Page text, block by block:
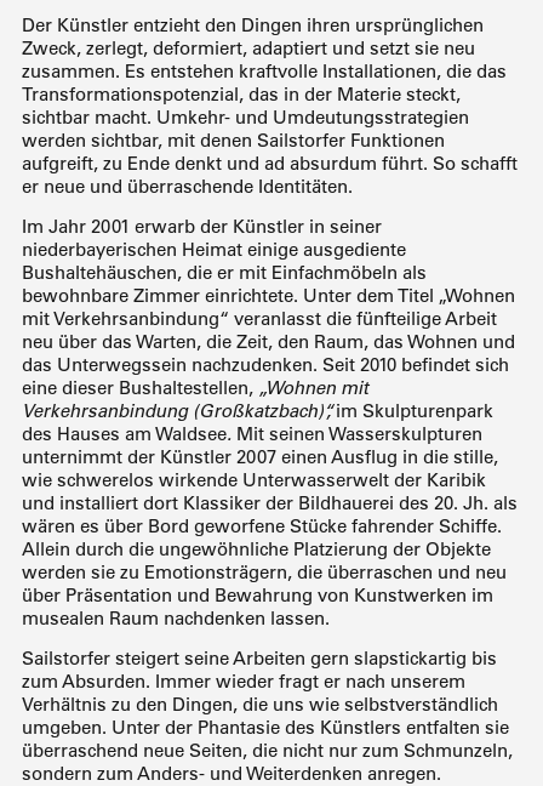
Der Künstler entzieht den Dingen ihren ursprünglichen
Zweck, zerlegt, deformiert, adaptiert und setzt sie neu
zusammen. Es entstehen kraftvolle Installationen, die das
Transformationspotenzial, das in der Materie steckt,
sichtbar macht. Umkehr- und Umdeutungsstrategien
werden sichtbar, mit denen Sailstorfer Funktionen
aufgreift, zu Ende denkt und ad absurdum führt. So schafft
er neue und überraschende Identitäten.
Im Jahr 2001 erwarb der Künstler in seiner
niederbayerischen Heimat einige ausgediente
Bushaltehäuschen, die er mit Einfachmöbeln als
bewohnbare Zimmer einrichtete. Unter dem Titel „Wohnen
mit Verkehrsanbindung“ veranlasst die fünfteilige Arbeit
neu über das Warten, die Zeit, den Raum, das Wohnen und
das Unterwegssein nachzudenken. Seit 2010 befindet sich
eine dieser Bushaltestellen, „Wohnen mit
Verkehrsanbindung (Großkatzbach)“,im Skulpturenpark
des Hauses am Waldsee.Mit seinen Wasserskulpturen
unternimmt der Künstler 2007 einen Ausflug in die stille,
wie schwerelos wirkende Unterwasserwelt der Karibik
und installiert dort Klassiker der Bildhauerei des 20. Jh. als
wären es über Bord geworfene Stücke fahrender Schiffe.
Allein durch die ungewöhnliche Platzierung der Objekte
werden sie zu Emotionsträgern, die überraschen und neu
über Präsentation und Bewahrung von Kunstwerken im
musealen Raum nachdenken lassen.
Sailstorfer steigert seine Arbeiten gern slapstickartig bis
zum Absurden. Immer wieder fragt er nach unserem
Verhältnis zu den Dingen, die uns wie selbstverständlich
umgeben. Unter der Phantasie des Künstlers entfalten sie
überraschend neue Seiten, die nicht nur zum Schmunzeln,
sondern zum Anders- und Weiterdenken anregen.